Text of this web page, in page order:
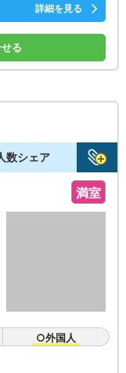
詳細を見る
る
数シェア
満室
○外国人